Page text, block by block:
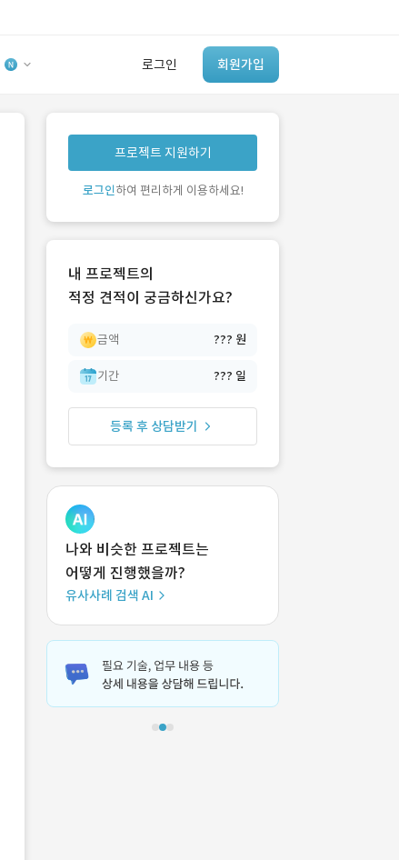
로그인 회원가입
유사사례 검색 AI
‘이런 거’ 만들어본
개발 회사 있어?
프로젝트 지원하기
로그인하여 편리하게 이용하세요!
내 프로젝트의
적정 견적이 궁금하신가요?
금액 ??? 원
기간 ??? 일
등록 후 상담받기
나와 비슷한 프로젝트는
어떻게 진행했을까?
유사사례 검색 AI